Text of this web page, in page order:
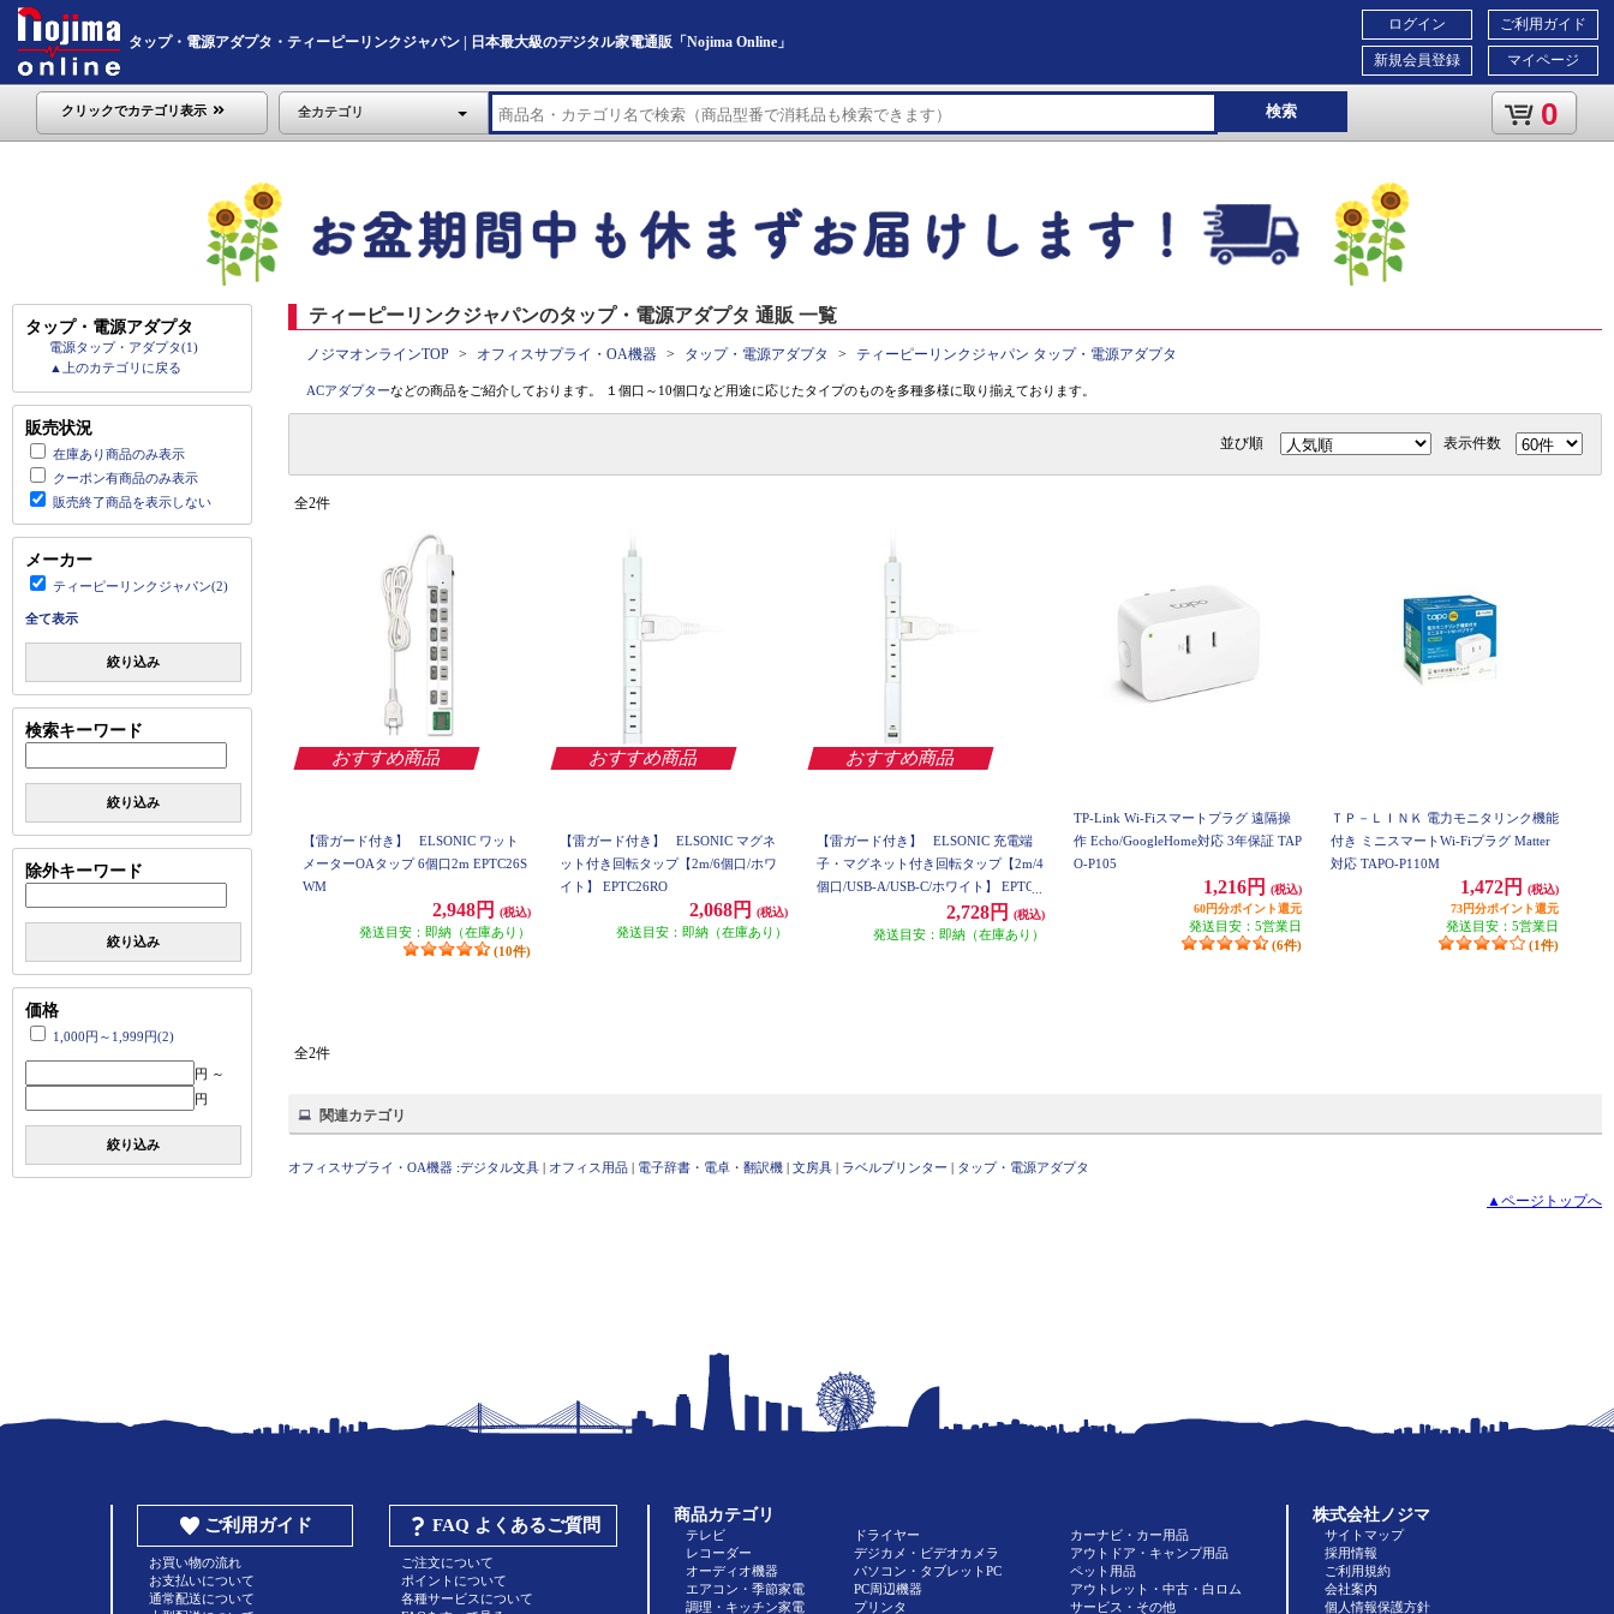
タップ・電源アダプタ・ティーピーリンクジャパン | 日本最大級のデジタル家電通販「Nojima Online」
ご利用ガイド
マイページ
ログイン
新規会員登録
クリックでカテゴリ表示 全カテゴリ 検索 0
タップ・電源アダプタ
電源タップ・アダプタ(1)
▲上のカテゴリに戻る
販売状況
在庫あり商品のみ表示
クーポン有商品のみ表示
販売終了商品を表示しない
メーカー
ティーピーリンクジャパン(2)
全て表示
絞り込み
検索キーワード
絞り込み
除外キーワード
絞り込み
価格
1,000円～1,999円(2)
円 ～
円
絞り込み
ティーピーリンクジャパンのタップ・電源アダプタ 通販 一覧
ノジマオンラインTOP オフィスサプライ・OA機器 タップ・電源アダプタ ティーピーリンクジャパン タップ・電源アダプタ
ACアダプターなどの商品をご紹介しております。 １個口～10個口など用途に応じたタイプのものを多種多様に取り揃えております。
並び順 表示件数
全2件
おすすめ商品
【雷ガード付き】
ELSONIC ワット
メーターOAタップ 6個口2m EPTC26S
WM
2,948円 (税込)
発送目安：即納（在庫あり）
(10件)
おすすめ商品
【雷ガード付き】
ELSONIC マグネ
ット付き回転タップ【2m/6個口/ホワ
イト】 EPTC26RO
2,068円 (税込)
発送目安：即納（在庫あり）
おすすめ商品
【雷ガード付き】
ELSONIC 充電端
子・マグネット付き回転タップ【2m/4
個口/USB-A/USB-C/ホワイト】 EPTC2
2,728円 (税込)
発送目安：即納（在庫あり）
TP-Link Wi-Fiスマートプラグ 遠隔操
作 Echo/GoogleHome対応 3年保証 TAP
O-P105
1,216円
(税込)
60円分ポイント還元
発送目安：5営業日
(6件)
ＴＰ－ＬＩＮＫ 電力モニタリンク機能
付き ミニスマートWi-Fiプラグ Matter
対応 TAPO-P110M
1,472円
(税込)
73円分ポイント還元
発送目安：5営業日
(1件)
全2件
関連カテゴリ
オフィスサプライ・OA機器 :デジタル文具 | オフィス用品 | 電子辞書・電卓・翻訳機 | 文房具 | ラベルプリンター | タップ・電源アダプタ
▲ページトップへ
ご利用ガイド
お買い物の流れ
お支払いについて
通常配送について
FAQ よくあるご質問
ご注文について
ポイントについて
各種サービスについて
商品カテゴリ
テレビ
レコーダー
オーディオ機器
エアコン・季節家電
調理・キッチン家電
ドライヤー
デジカメ・ビデオカメラ
パソコン・タブレットPC
PC周辺機器
プリンタ
カーナビ・カー用品
アウトドア・キャンプ用品
ペット用品
アウトレット・中古・白ロム
サービス・その他
株式会社ノジマ
サイトマップ
採用情報
ご利用規約
会社案内
個人情報保護方針